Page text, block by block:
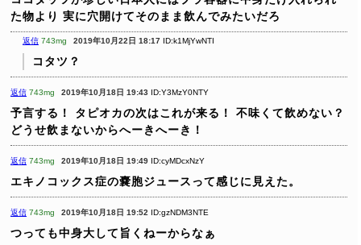
た物より 実に穴開けてそのまま飲んでみたいだろ
返信 743mg 2019年10月22日 18:17 ID:k1MjYwNTI
コタツ？
返信 743mg 2019年10月18日 19:43 ID:Y3MzY0NTY
予言する！ タピオカの次はこれが来る！
不味くて飲めない？
どうせ飲まないからへーきへーき！
返信 743mg 2019年10月18日 19:49 ID:cyMDcxNzY
エキノコックス症の嚢胞ジュースって感じに見えた。
返信 743mg 2019年10月18日 19:52 ID:gzNDM3NTE
つっても中身大して旨くねーからなぁ